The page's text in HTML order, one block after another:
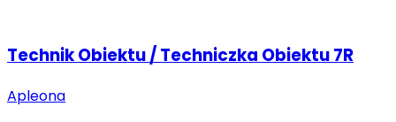
Technik Obiektu / Techniczka Obiektu 7R
Apleona